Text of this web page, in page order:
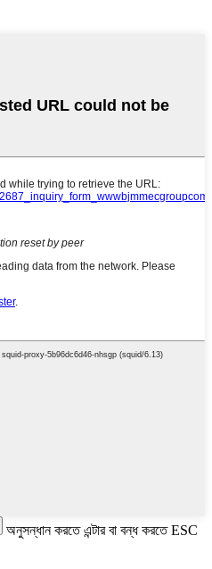
অনুসন্ধান করতে এন্টার বা বন্ধ করতে ESC